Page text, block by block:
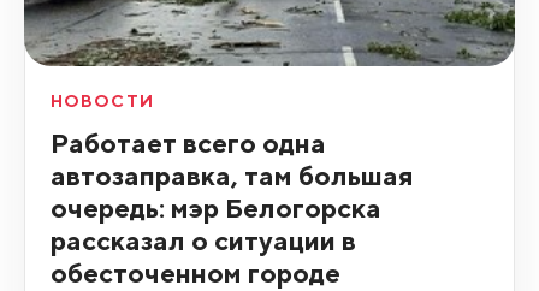
НОВОСТИ
Работает всего одна
автозаправка, там большая
очередь: мэр Белогорска
рассказал о ситуации в
обесточенном городе